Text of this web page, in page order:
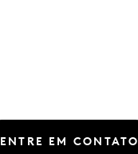
ENTRE EM CONTATO